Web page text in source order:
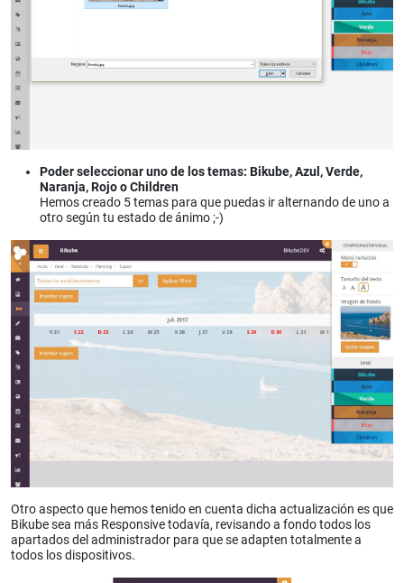
Poder seleccionar uno de los temas: Bikube, Azul, Verde,
Naranja, Rojo o Children
Hemos creado 5 temas para que puedas ir alternando de uno a
otro según tu estado de ánimo ;-)
Otro aspecto que hemos tenido en cuenta dicha actualización es que
Bikube sea más Responsive todavía, revisando a fondo todos los
apartados del administrador para que se adapten totalmente a
todos los dispositivos.